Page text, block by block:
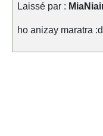
Laissé par :
ho anizay maratra